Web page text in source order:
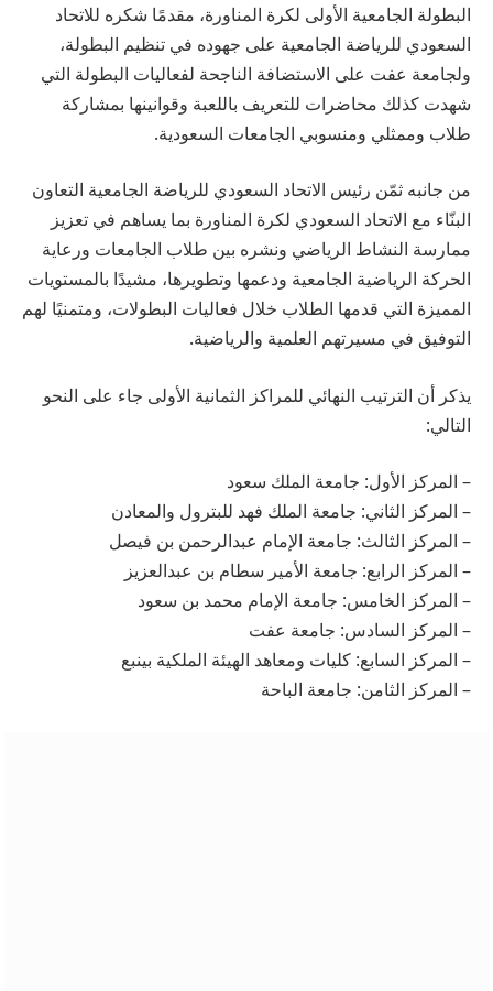
البطولة الجامعية الأولى لكرة المناورة، مقدمًا شكره للاتحاد
السعودي للرياضة الجامعية على جهوده في تنظيم البطولة،
ولجامعة عفت على الاستضافة الناجحة لفعاليات البطولة التي
شهدت كذلك محاضرات للتعريف باللعبة وقوانينها بمشاركة
طلاب وممثلي ومنسوبي الجامعات السعودية.
من جانبه ثمّن رئيس الاتحاد السعودي للرياضة الجامعية التعاون
البنّاء مع الاتحاد السعودي لكرة المناورة بما يساهم في تعزيز
ممارسة النشاط الرياضي ونشره بين طلاب الجامعات ورعاية
الحركة الرياضية الجامعية ودعمها وتطويرها، مشيدًا بالمستويات
المميزة التي قدمها الطلاب خلال فعاليات البطولات، ومتمنيًا لهم
التوفيق في مسيرتهم العلمية والرياضية.
يذكر أن الترتيب النهائي للمراكز الثمانية الأولى جاء على النحو
التالي:
– المركز الأول: جامعة الملك سعود
– المركز الثاني: جامعة الملك فهد للبترول والمعادن
– المركز الثالث: جامعة الإمام عبدالرحمن بن فيصل
– المركز الرابع: جامعة الأمير سطام بن عبدالعزيز
– المركز الخامس: جامعة الإمام محمد بن سعود
– المركز السادس: جامعة عفت
– المركز السابع: كليات ومعاهد الهيئة الملكية بينبع
– المركز الثامن: جامعة الباحة